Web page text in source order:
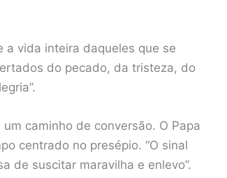
a vida inteira daqueles que se
do pecado, da tristeza, do
caminho de conversão. O Papa
centrado no presépio. “O sinal
de suscitar maravilha e enlevo”.